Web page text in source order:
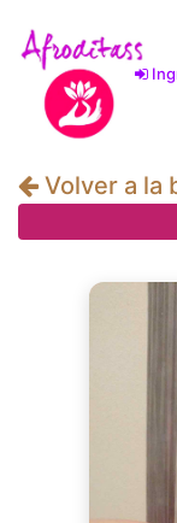
Volver a la